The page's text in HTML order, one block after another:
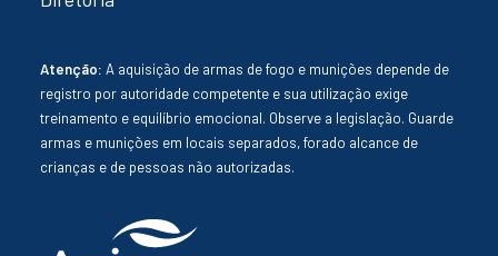
Atenção: A aquisição de armas de fogo e munições depende de
registro por autoridade competente e sua utilização exige
treinamento e equilíbrio emocional. Observe a legislação. Guarde
armas e munições em locais separados, forado alcance de
crianças e de pessoas não autorizadas.